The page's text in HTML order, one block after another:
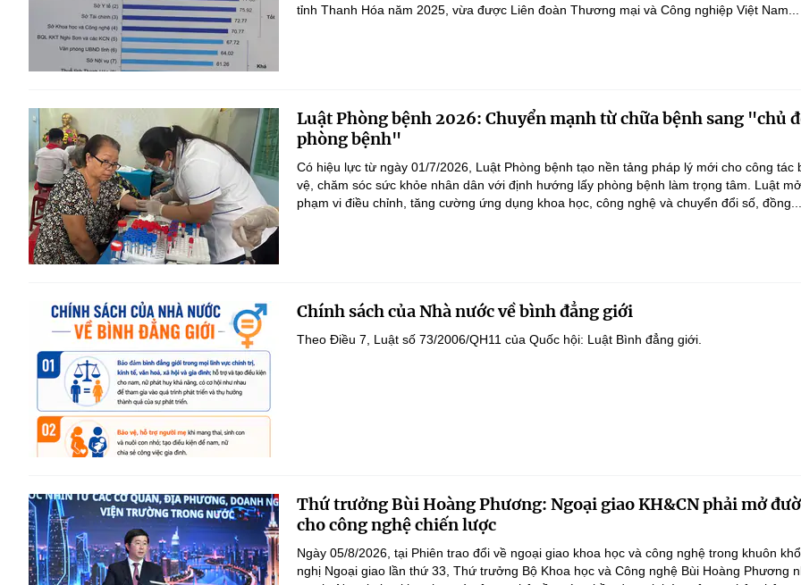
tỉnh Thanh Hóa năm 2025, vừa được Liên đoàn Thương mại và Công nghiệp Việt Nam...
Luật Phòng bệnh 2026: Chuyển mạnh từ chữa bệnh sang "chủ
phòng bệnh"
Có hiệu lực từ ngày 01/7/2026, Luật Phòng bệnh tạo nền tảng pháp lý mới cho công tác
vệ, chăm sóc sức khỏe nhân dân với định hướng lấy phòng bệnh làm trọng tâm. Luật
phạm vi điều chỉnh, tăng cường ứng dụng khoa học, công nghệ và chuyển đổi số, đồng...
Chính sách của Nhà nước về bình đẳng giới
Theo Điều 7, Luật số 73/2006/QH11 của Quốc hội: Luật Bình đẳng giới.
Thứ trưởng Bùi Hoàng Phương: Ngoại giao KH&CN phải mở
cho công nghệ chiến lược
Ngày 05/8/2026, tại Phiên trao đổi về ngoại giao khoa học và công nghệ trong khuôn
nghị Ngoại giao lần thứ 33, Thứ trưởng Bộ Khoa học và Công nghệ Bùi Hoàng Phương